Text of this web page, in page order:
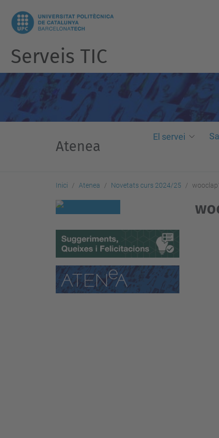
Serveis TIC
Atenea
El servei
Inici Atenea Novetats curs 2024/25